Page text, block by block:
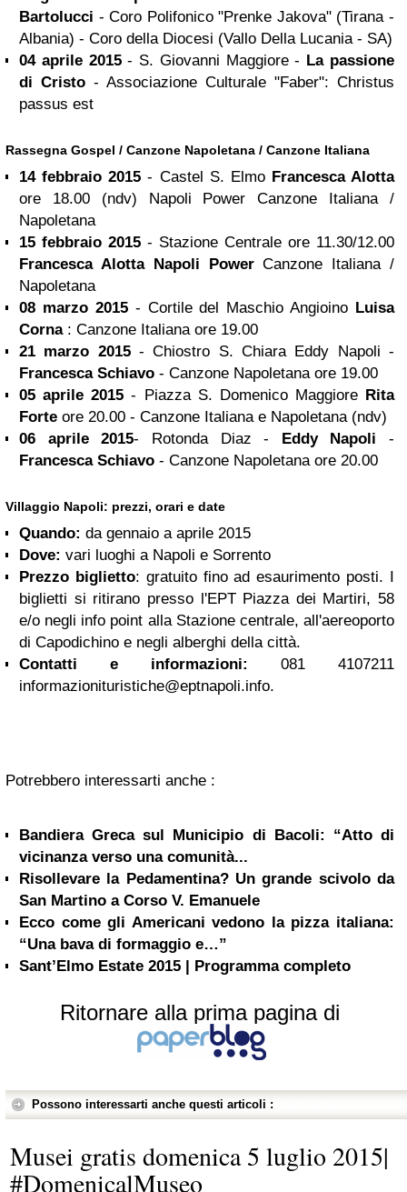
Bartolucci - Coro Polifonico "Prenke Jakova" (Tirana -
Albania) - Coro della Diocesi (Vallo Della Lucania - SA)
04 aprile 2015- S. Giovanni Maggiore - La passione
di Cristo - Associazione Culturale "Faber": Christus
passus est
Rassegna Gospel / Canzone Napoletana / Canzone Italiana
14 febbraio 2015 - Castel S. Elmo Francesca Alotta
ore 18.00 (ndv) Napoli Power Canzone Italiana /
Napoletana
15 febbraio 2015 - Stazione Centrale ore 11.30/12.00
Francesca Alotta Napoli PowerCanzone Italiana /
Napoletana
08 marzo 2015- Cortile del Maschio Angioino Luisa
Corna: Canzone Italiana ore 19.00
21 marzo 2015- Chiostro S. Chiara Eddy Napoli -
Francesca Schiavo - Canzone Napoletana ore 19.00
05 aprile 2015 - Piazza S. Domenico Maggiore Rita
Forte ore 20.00 - Canzone Italiana e Napoletana (ndv)
06 aprile 2015- Rotonda Diaz - Eddy Napoli -
Francesca Schiavo - Canzone Napoletana ore 20.00
Villaggio Napoli: prezzi, orari e date
Quando: da gennaio a aprile 2015
Dove: vari luoghi a Napoli e Sorrento
Prezzo biglietto: gratuito fino ad esaurimento posti. I
biglietti si ritirano presso l'EPT Piazza dei Martiri, 58
e/o negli info point alla Stazione centrale, all'aereoporto
di Capodichino e negli alberghi della città.
Contatti e informazioni: 081 4107211
informazionituristiche@eptnapoli.info.
Potrebbero interessarti anche :
Bandiera Greca sul Municipio di Bacoli: “Atto di
vicinanza verso una comunità...
Risollevare la Pedamentina? Un grande scivolo da
San Martino a Corso V. Emanuele
Ecco come gli Americani vedono la pizza italiana:
“Una bava di formaggio e…”
Sant’Elmo Estate 2015 | Programma completo
Ritornare alla prima pagina di
Possono interessarti anche questi articoli :
Musei gratis domenica 5 luglio 2015|
#DomenicalMuseo